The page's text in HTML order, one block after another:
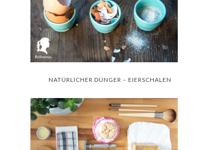
NATÜRLICHER DÜNGER – EIERSCHALEN